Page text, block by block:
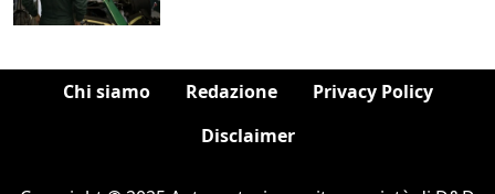
Chi siamo Redazione
Privacy Policy
Disclaimer